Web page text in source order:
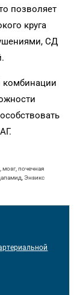
позволяет
круга
СД
комбинации
почечная
Энзикс